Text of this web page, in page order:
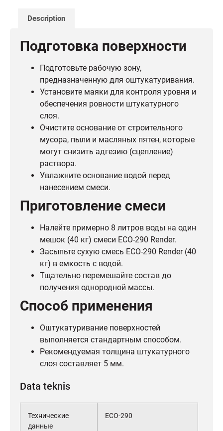
Description
Подготовка поверхности
Подготовьте рабочую зону,
предназначенную для оштукатуривания.
Установите маяки для контроля уровня и
обеспечения ровности штукатурного
слоя.
Очистите основание от строительного
мусора, пыли и масляных пятен, которые
могут снизить адгезию (сцепление)
раствора.
Увлажните основание водой перед
нанесением смеси.
Приготовление смеси
Налейте примерно 8 литров воды на один
мешок (40 кг) смеси ECO-290 Render.
Засыпьте сухую смесь ECO-290 Render (40
кг) в емкость с водой.
Тщательно перемешайте состав до
получения однородной массы.
Способ применения
Оштукатуривание поверхностей
выполняется стандартным способом.
Рекомендуемая толщина штукатурного
слоя составляет 5 мм.
Data teknis
Технические
данные
ECO-290